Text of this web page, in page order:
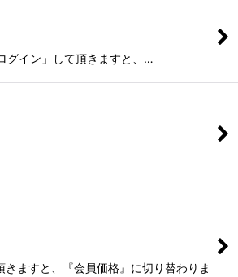
ン」して頂きますと、…
すと、『会員価格』に切り替わりま